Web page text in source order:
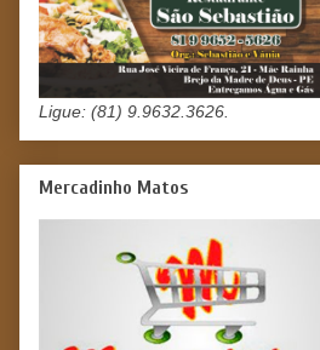
Ligue: (81) 9.9632.3626.
Mercadinho Matos